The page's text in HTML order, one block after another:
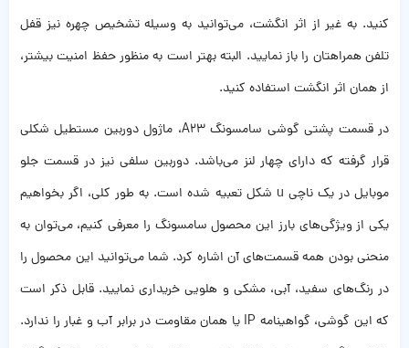
کنید. به غیر از اثر انگشت، می‌توانید به وسیله تشخیص چهره نیز قفل
تلفن همراهتان را باز نمایید. البته بهتر است به منظور حفظ امنیت بیشتر،
از همان اثر انگشت استفاده کنید.
در قسمت پشتی گوشی سامسونگ A23، ماژول دوربین مستطیل شکلی
قرار گرفته که دارای چهار لنز می‌باشد. دوربین سلفی نیز در قسمت جلو
موبایل در یک ناچی u شکل تعبیه شده است. به طور کلی، اگر بخواهیم
یکی از ویژگی‌های بارز این محصول سامسونگ را معرفی کنیم، می‌توان به
منحنی بودن همه قسمت‌های آن اشاره کرد. شما می‌توانید این محصول را
در رنگ‌های سفید، آبی، مشکی و هلویی خریداری نمایید. قابل ذکر است
که این گوشی، گواهینامه IP یا همان مقاومت در برابر آب و غبار را ندارد.